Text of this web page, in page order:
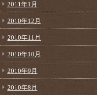
2011年1月
2010年12月
2010年11月
2010年10月
2010年9月
2010年8月